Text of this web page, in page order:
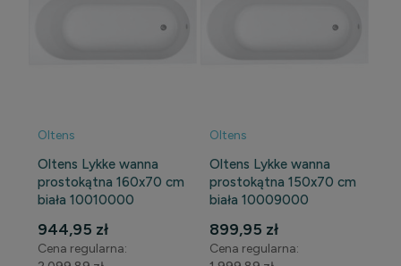
Oltens
Oltens Lykke wanna
prostokątna 160x70 cm
biała 10010000
944,95 zł
Cena regularna:
Oltens
Oltens Lykke wanna
prostokątna 150x70 cm
biała 10009000
899,95 zł
Cena regularna: